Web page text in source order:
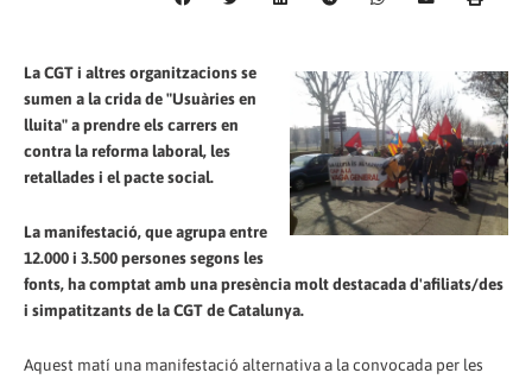
La CGT i altres organitzacions se
sumen a la crida de "Usuàries en
lluita" a prendre els carrers en
contra la reforma laboral, les
retallades i el pacte social.
La manifestació, que agrupa entre
12.000 i 3.500 persones segons les
fonts, ha comptat amb una presència molt destacada d'afiliats/des
i simpatitzants de la CGT de Catalunya.
Aquest matí una manifestació alternativa a la convocada per les